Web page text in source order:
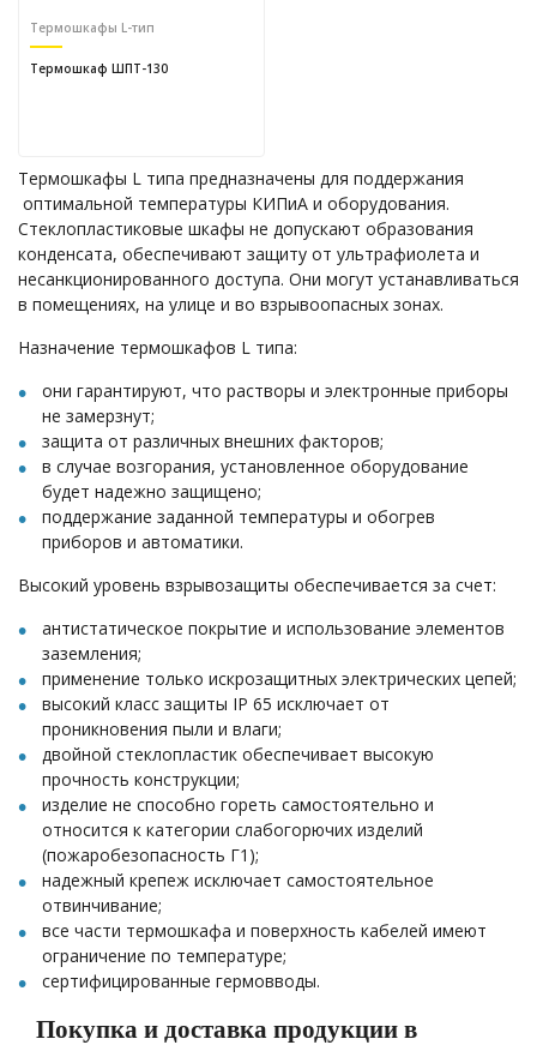
Термошкафы L-тип
Термошкаф ШПТ-130
Термошкафы L типа предназначены для поддержания
оптимальной температуры КИПиА и оборудования.
Стеклопластиковые шкафы не допускают образования
конденсата, обеспечивают защиту от ультрафиолета и
несанкционированного доступа. Они могут устанавливаться
в помещениях, на улице и во взрывоопасных зонах.
Назначение термошкафов L типа:
они гарантируют, что растворы и электронные приборы
не замерзнут;
защита от различных внешних факторов;
в случае возгорания, установленное оборудование
будет надежно защищено;
поддержание заданной температуры и обогрев
приборов и автоматики.
Высокий уровень взрывозащиты обеспечивается за счет:
антистатическое покрытие и использование элементов
заземления;
применение только искрозащитных электрических цепей;
высокий класс защиты IP 65 исключает от
проникновения пыли и влаги;
двойной стеклопластик обеспечивает высокую
прочность конструкции;
изделие не способно гореть самостоятельно и
относится к категории слабогорючих изделий
(пожаробезопасность Г1);
надежный крепеж исключает самостоятельное
отвинчивание;
все части термошкафа и поверхность кабелей имеют
ограничение по температуре;
сертифицированные гермовводы.
Покупка и доставка продукции в